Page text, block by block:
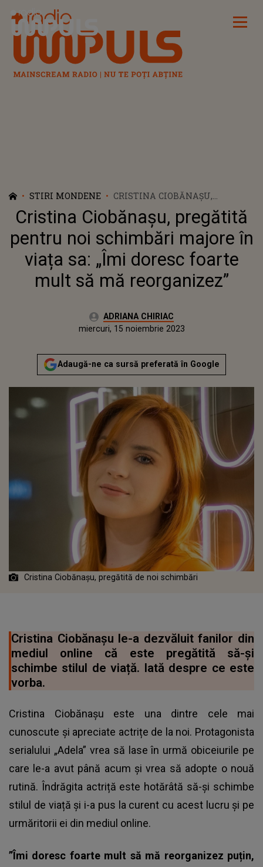
Radio Impuls
STIRI MONDENE
CRISTINA CIOBĂNAȘU,
PREGĂTITĂ PENTRU NOI
SCHIMBĂRI MAJORE ÎN VIAȚA
SA: „ÎMI DORESC FOARTE MULT
SĂ MĂ REORGANIZEZ”
Cristina Ciobănașu, pregătită
pentru noi schimbări majore în
viața sa: „Îmi doresc foarte
mult să mă reorganizez”
Autor:ADRIANA CHIRIAC
marți, 15 noiembrie 2022
Actualizat:
miercuri, 15 noiembrie 2023
Adaugă-ne ca sursă preferată în Google
Cristina Ciobănașu, pregătită de noi schimbări
Cristina Ciobănașu le-a dezvăluit fanilor din
mediul online că este pregătită să-și
schimbe stilul de viață. Iată despre ce este
vorba.
Cristina Ciobănașu este una dintre cele mai
cunoscute și apreciate actrițe de la noi. Protagonista
serialului „Adela” vrea să lase în urmă obiceiurile pe
care le-a avut până acum și vrea să adopte o nouă
rutină. Îndrăgita actriță este hotărâtă să-și schimbe
stilul de viață și i-a pus la curent cu acest lucru și pe
urmăritorii ei din mediul online.
”Îmi doresc foarte mult să mă reorganizez puțin,